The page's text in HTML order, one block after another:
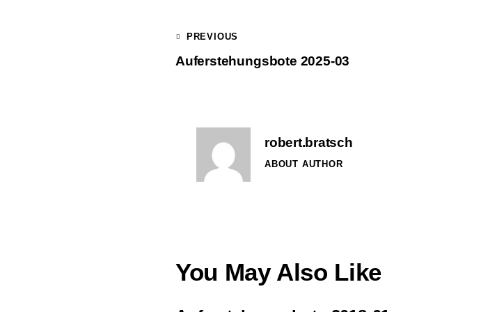
PREVIOUS
Auferstehungsbote 2025-03
robert.bratsch
ABOUT AUTHOR
You May Also Like